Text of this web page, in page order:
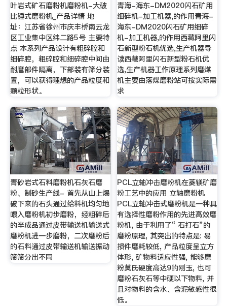
叶岩式矿石磨粉机磨粉机-大破
比锤式磨粉机_产品详情 地
址：江苏省徐州市庆丰桥南云龙
区工业集中区纬二路5号 主要特
点 本系列产品设计有粗碎腔和
细碎腔，粗碎腔和细碎腔中间由
耐麿部件隔离，下部装有筛分装
置，可以获得理想的产品粒度和
颗粒形状。
青海-海东-DM2020闪石矿用
细碎机-加工机器,的作用青海-
海东-DM2020闪石矿用细碎
机-加工机器,的作用西藏阿里闪
石新型粉石机优选,生产机器导
读西藏阿里闪石新型粉石机优
选,生产机器工作原理系列磨煤
机主要由落煤磨粉站可按实际需
求
青砂岩式石料磨粉机石灰石磨
粉、制砂生产线- 首先从山上爆
破下来的石头通过给料机均匀地
喂入磨粉机初步磨粉，经粗碎后
的半成品通过皮带输送机输送式
磨粉机进一步磨粉，二次磨粉后
的石料通过皮带输送机输送振动
筛筛分出不同
PCL立轴冲击磨粉机在菱镁矿磨
粉工艺中的应用 立轴磨粉机
PCL立轴冲击式磨粉机是一种具
有选择性磨粉作用的先进高效磨
粉机, 由于利用了“ 石打石”的
磨粉原理, 其突出的特点是: 易
损件磨耗较低, 产品粒度呈立方
体形, 矿物料适应性强, 能够磨
粉莫氏硬度高达9的刚玉, 也可
磨粉石灰石等中硬以下物料, 并
且对物料的含水、含泥敏感性很
低。